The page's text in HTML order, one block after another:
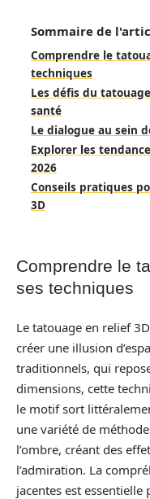
Sommaire de
Comprendre le
techniques
Les défis du
santé
Le dialogue au sein
Explorer les
2026
Conseils pratiques
3D
Comprendre le
ses techniques
Le tatouage en relief
créer une illusion
traditionnels, qui
dimensions, cette
le motif sort
une variété de
l’ombre, créant des
l’admiration. La
jacentes est essentielle